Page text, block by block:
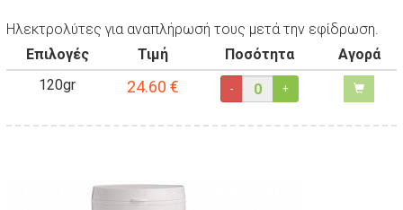
Ηλεκτρολύτες για αναπλήρωσή τους μετά την εφίδρωση.
Επιλογές
Τιμή Ποσότητα
Αγορά
120gr
24.60 € - +